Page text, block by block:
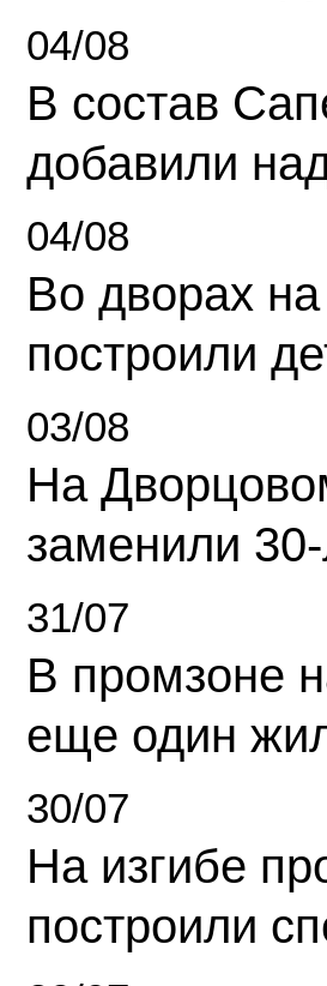
04/08
В состав
добавили
04/08
Во дворах
построили
03/08
На
заменили
31/07
В промзоне
еще один
30/07
На изгибе
построили